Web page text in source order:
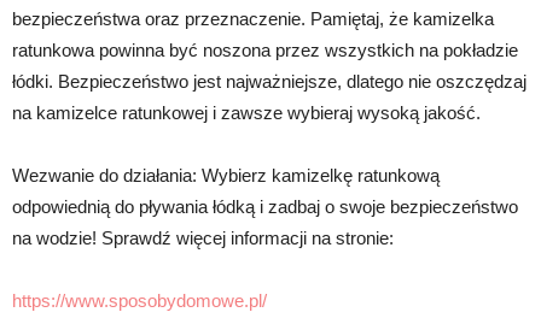
bezpieczeństwa oraz przeznaczenie. Pamiętaj, że kamizelka
ratunkowa powinna być noszona przez wszystkich na pokładzie
łódki. Bezpieczeństwo jest najważniejsze, dlatego nie oszczędzaj
na kamizelce ratunkowej i zawsze wybieraj wysoką jakość.
Wezwanie do działania: Wybierz kamizelkę ratunkową
odpowiednią do pływania łódką i zadbaj o swoje bezpieczeństwo
na wodzie! Sprawdź więcej informacji na stronie:
https://www.sposobydomowe.pl/